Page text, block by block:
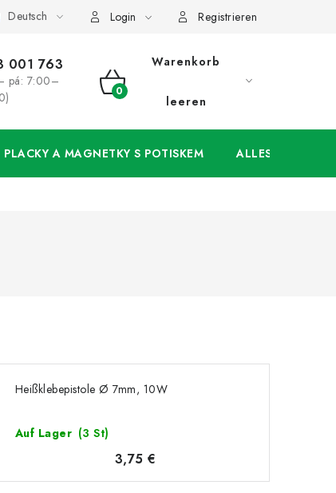
Großhandel Meine Bestellung
Deutsch Login Registrieren
001 763
pá: 7:00–
WARENKORB
Warenkorb
leeren
PLACKY A MAGNETKY S POTISKEM ALLES FÜR DIE
Heißklebepistole Ø 7mm, 10W
Auf Lager (3 St)
3,75 €